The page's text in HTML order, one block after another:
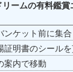
リームの有料鑑
ケット前に集合
明書のシールを
内で移動